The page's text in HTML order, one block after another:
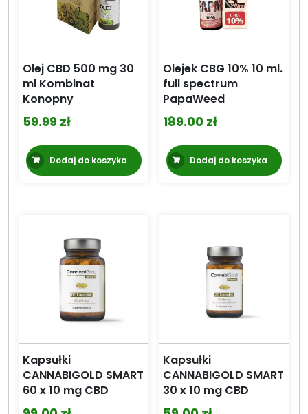
Olej CBD 500 mg 30
ml Kombinat
Konopny
59.99 zł
Dodaj do koszyka
Olejek CBG 10% 10 ml.
full spectrum
PapaWeed
189.00 zł
Dodaj do koszyka
Kapsułki
CANNABIGOLD SMART
60 x 10 mg CBD
Kapsułki
CANNABIGOLD SMART
30 x 10 mg CBD